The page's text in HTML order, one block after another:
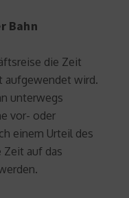
Bahn
die Zeit
aufgewendet wird.
unterwegs
vor- oder
einem Urteil des
Zeit auf das